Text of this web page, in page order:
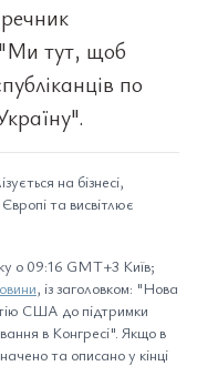
"Ми тут, щоб
по
на бізнесі,
та висвітлює
о 09:16 GMT+3 Київ;
, із заголовком: "Нова
США до підтримки
в Конгресі". Якщо в
та описано у кінці